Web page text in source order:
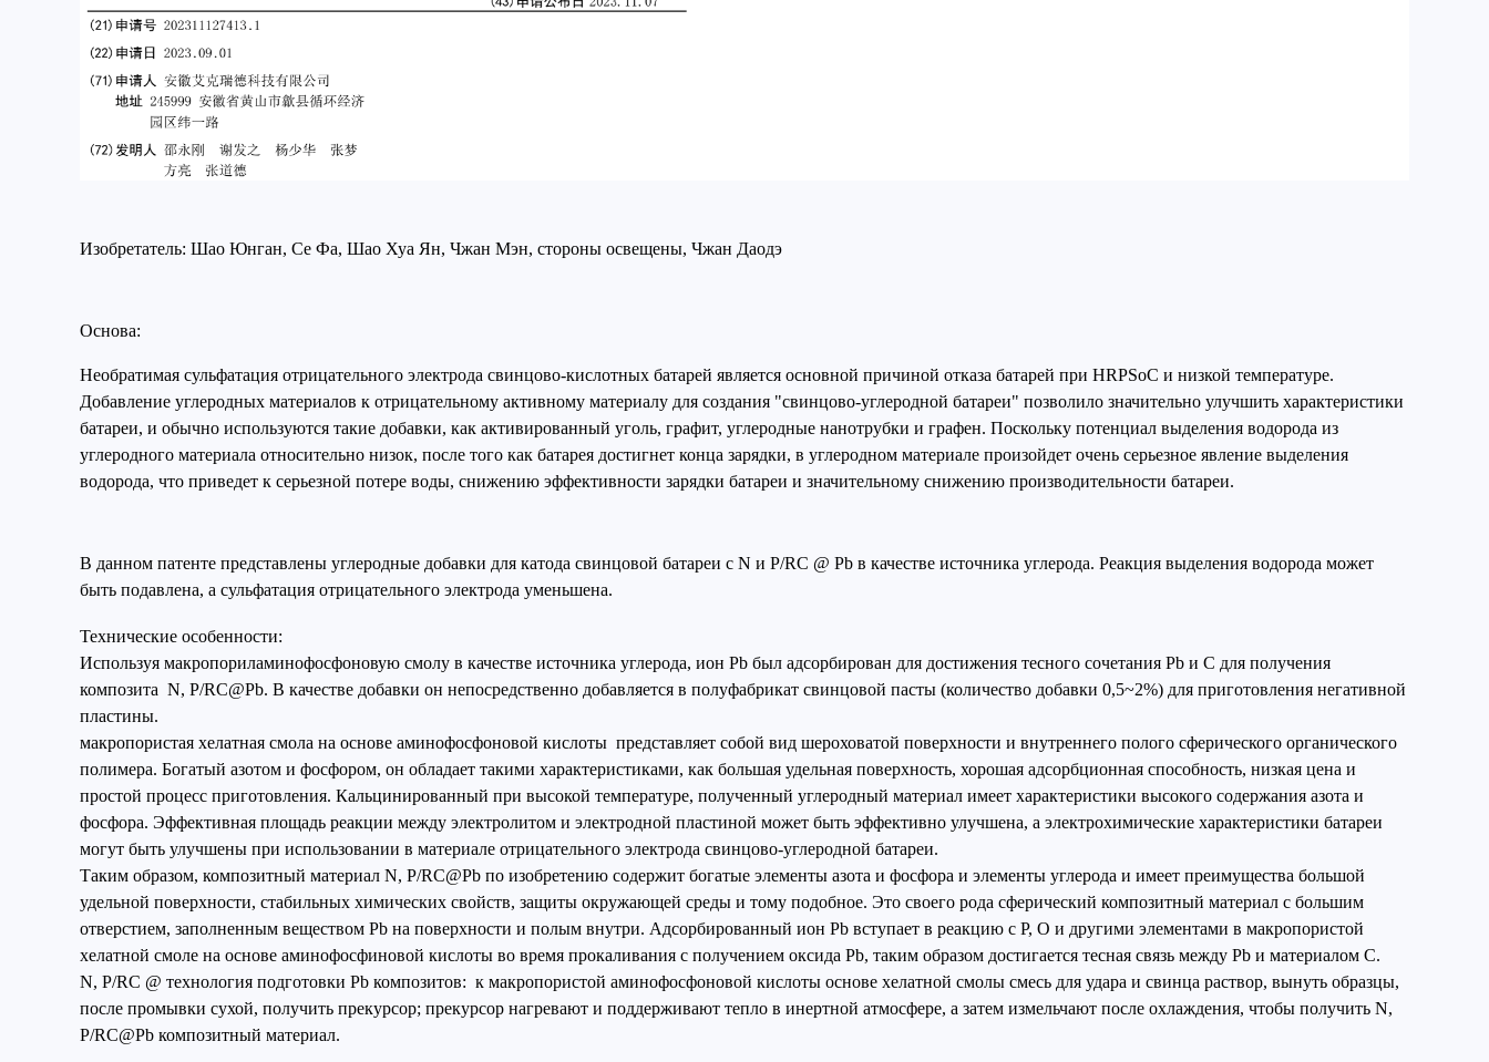
Изобретатель: Шао Юнган, Се Фа, Шао Хуа Ян, Чжан Мэн, стороны освещены, Чжан Даодэ
Основа:
Необратимая сульфатация отрицательного электрода свинцово-кислотных батарей является основной причиной отказа батарей при HRPSoC и низкой температуре.
Добавление углеродных материалов к отрицательному активному материалу для создания "свинцово-углеродной батареи" позволило значительно улучшить характеристики
батареи, и обычно используются такие добавки, как активированный уголь, графит, углеродные нанотрубки и графен. Поскольку потенциал выделения водорода из
углеродного материала относительно низок, после того как батарея достигнет конца зарядки, в углеродном материале произойдет очень серьезное явление выделения
водорода, что приведет к серьезной потере воды, снижению эффективности зарядки батареи и значительному снижению производительности батареи.
В данном патенте представлены углеродные добавки для катода свинцовой батареи с N и P/RC @ Pb в качестве источника углерода. Реакция выделения водорода может
быть подавлена, а сульфатация отрицательного электрода уменьшена.
Технические особенности:
Используя макропориламинофосфоновую смолу в качестве источника углерода, ион Pb был адсорбирован для достижения тесного сочетания Pb и C для получения
композита N, P/RC@Pb. В качестве добавки он непосредственно добавляется в полуфабрикат свинцовой пасты (количество добавки 0,5~2%) для приготовления негативной
пластины.
макропористая хелатная смола на основе аминофосфоновой кислоты представляет собой вид шероховатой поверхности и внутреннего полого сферического органического
полимера. Богатый азотом и фосфором, он обладает такими характеристиками, как большая удельная поверхность, хорошая адсорбционная способность, низкая цена и
простой процесс приготовления. Кальцинированный при высокой температуре, полученный углеродный материал имеет характеристики высокого содержания азота и
фосфора. Эффективная площадь реакции между электролитом и электродной пластиной может быть эффективно улучшена, а электрохимические характеристики батареи
могут быть улучшены при использовании в материале отрицательного электрода свинцово-углеродной батареи.
Таким образом, композитный материал N, P/RC@Pb по изобретению содержит богатые элементы азота и фосфора и элементы углерода и имеет преимущества большой
удельной поверхности, стабильных химических свойств, защиты окружающей среды и тому подобное. Это своего рода сферический композитный материал с большим
отверстием, заполненным веществом Pb на поверхности и полым внутри. Адсорбированный ион Pb вступает в реакцию с P, O и другими элементами в макропористой
хелатной смоле на основе аминофосфиновой кислоты во время прокаливания с получением оксида Pb, таким образом достигается тесная связь между Pb и материалом C.
N, P/RC @ технология подготовки Pb композитов: к макропористой аминофосфоновой кислоты основе хелатной смолы смесь для удара и свинца раствор, вынуть образцы,
после промывки сухой, получить прекурсор; прекурсор нагревают и поддерживают тепло в инертной атмосфере, а затем измельчают после охлаждения, чтобы получить N,
P/RC@Pb композитный материал.